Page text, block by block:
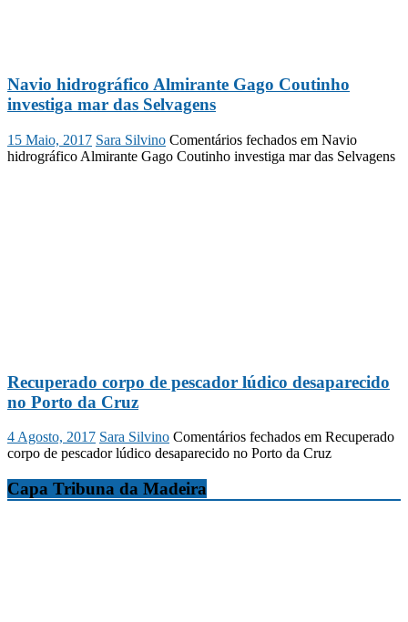
Navio hidrográfico Almirante Gago Coutinho
investiga mar das Selvagens
15 Maio, 2017 Sara Silvino Comentários fechados em Navio
hidrográfico Almirante Gago Coutinho investiga mar das Selvagens
Recuperado corpo de pescador lúdico desaparecido
no Porto da Cruz
4 Agosto, 2017 Sara Silvino Comentários fechados em Recuperado
corpo de pescador lúdico desaparecido no Porto da Cruz
Capa Tribuna da Madeira